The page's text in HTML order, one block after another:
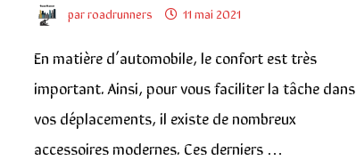
parroadrunners 11 mai 2021
En matière d’automobile, le confort est très
important. Ainsi, pour vous faciliter la tâche dans
vos déplacements, il existe de nombreux
accessoires modernes. Ces derniers …